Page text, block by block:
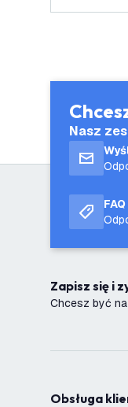
Nasz
FAQ
Zapisz się
Chcesz być
Obsługa